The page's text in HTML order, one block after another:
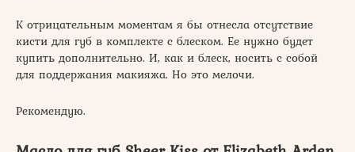
К отрицательным моментам я бы отнесла отсутствие
кисти для губ в комплекте с блеском. Ее нужно будет
купить дополнительно. И, как и блеск, носить с собой
для поддержания макияжа. Но это мелочи.
Рекомендую.